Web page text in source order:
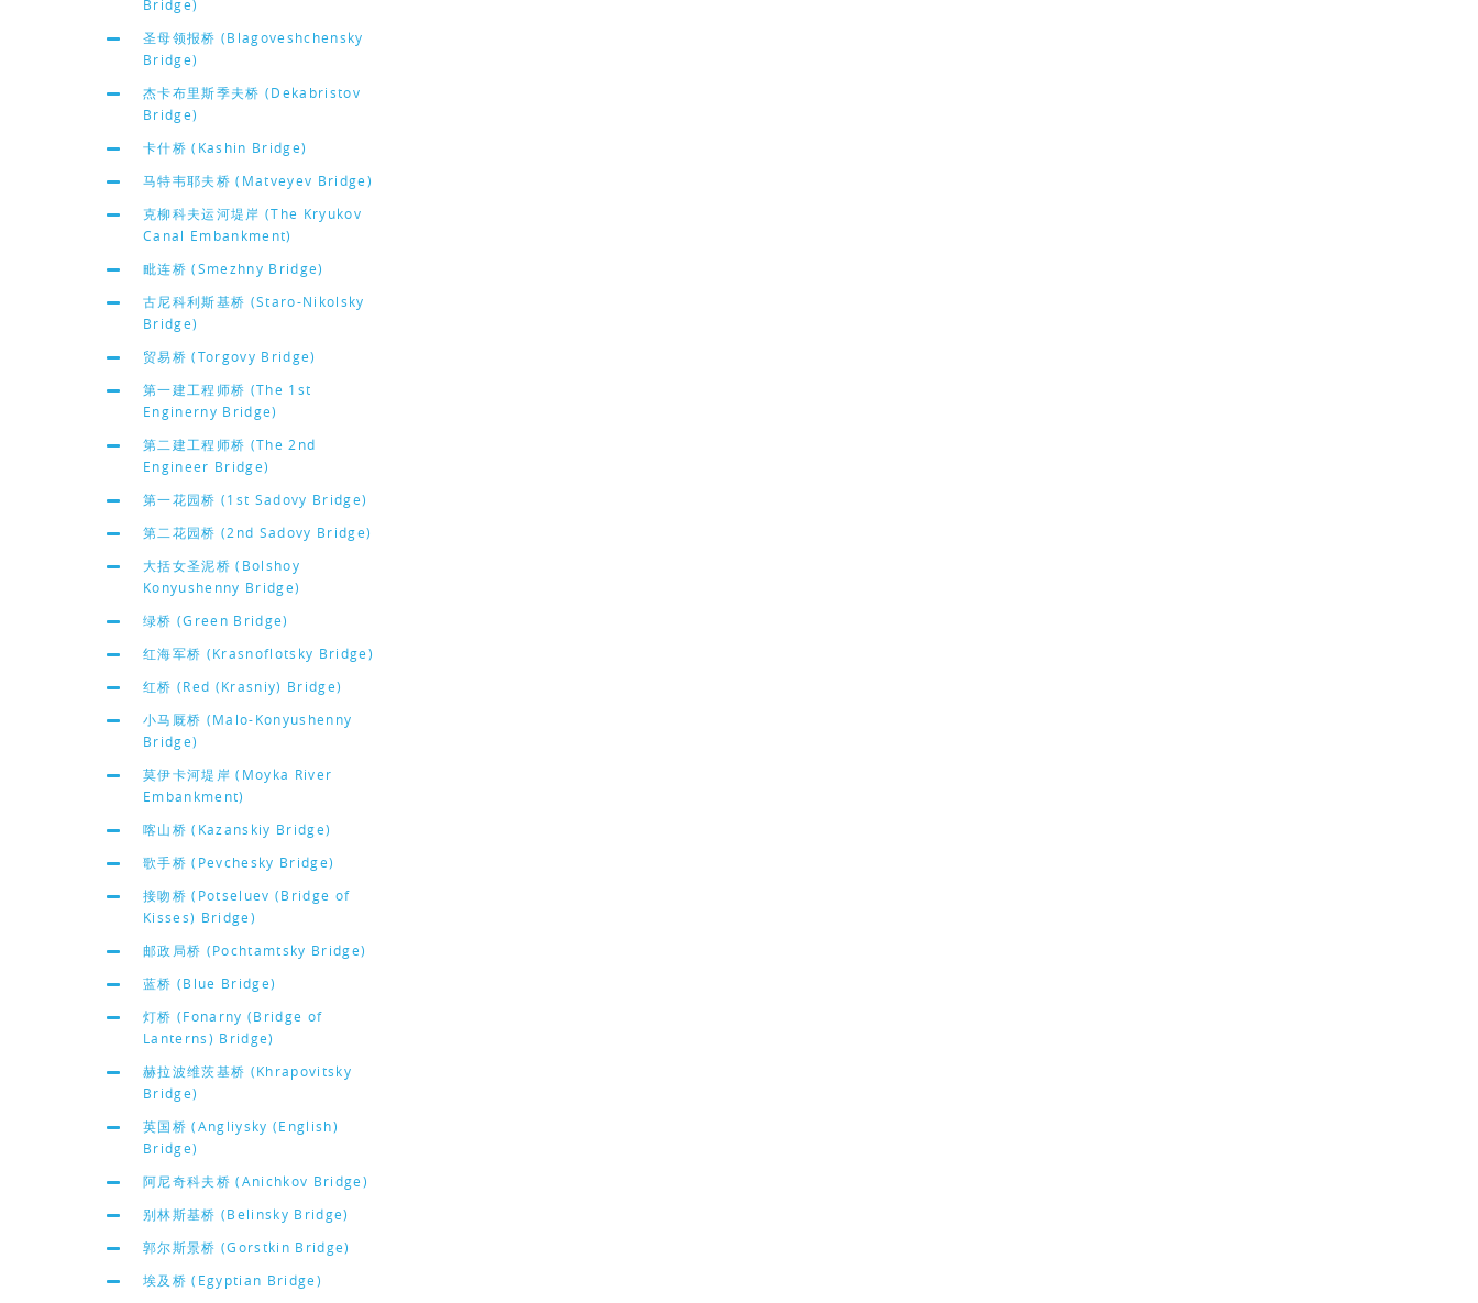
Bridge)
圣母领报桥 (Blagoveshchensky
Bridge)
杰卡布里斯季夫桥 (Dekabristov
Bridge)
卡什桥 (Kashin Bridge)
马特韦耶夫桥 (Matveyev Bridge)
克柳科夫运河堤岸 (The Kryukov
Canal Embankment)
毗连桥 (Smezhny Bridge)
古尼科利斯基桥 (Staro-Nikolsky
Bridge)
贸易桥 (Torgovy Bridge)
第一建工程师桥 (The 1st
Enginerny Bridge)
第二建工程师桥 (The 2nd
Engineer Bridge)
第一花园桥 (1st Sadovy Bridge)
第二花园桥 (2nd Sadovy Bridge)
大括女圣泥桥 (Bolshoy
Konyushenny Bridge)
绿桥 (Green Bridge)
红海军桥 (Krasnoflotsky Bridge)
红桥 (Red (Krasniy) Bridge)
小马厩桥 (Malo-Konyushenny
Bridge)
莫伊卡河堤岸 (Moyka River
Embankment)
喀山桥 (Kazanskiy Bridge)
歌手桥 (Pevchesky Bridge)
接吻桥 (Potseluev (Bridge of
Kisses) Bridge)
邮政局桥 (Pochtamtsky Bridge)
蓝桥 (Blue Bridge)
灯桥 (Fonarny (Bridge of
Lanterns) Bridge)
赫拉波维茨基桥 (Khrapovitsky
Bridge)
英国桥 (Angliysky (English)
Bridge)
阿尼奇科夫桥 (Anichkov Bridge)
别林斯基桥 (Belinsky Bridge)
郭尔斯景桥 (Gorstkin Bridge)
埃及桥 (Egyptian Bridge)